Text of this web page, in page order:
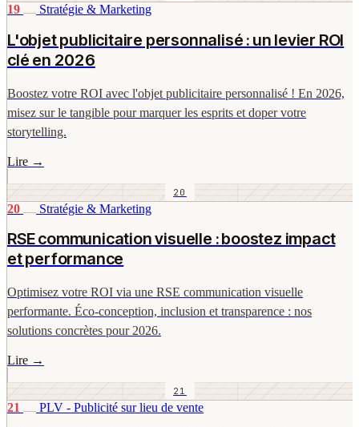
19 Stratégie & Marketing
L'objet publicitaire personnalisé : un levier ROI
clé en 2026
Boostez votre ROI avec l'objet publicitaire personnalisé ! En 2026,
misez sur le tangible pour marquer les esprits et doper votre
storytelling.
Lire →
20
20 Stratégie & Marketing
RSE communication visuelle : boostez impact
et performance
Optimisez votre ROI via une RSE communication visuelle
performante. Éco-conception, inclusion et transparence : nos
solutions concrètes pour 2026.
Lire →
21
21 PLV - Publicité sur lieu de vente